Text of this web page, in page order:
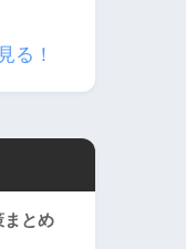
る！
まとめ